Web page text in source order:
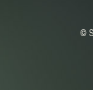
©